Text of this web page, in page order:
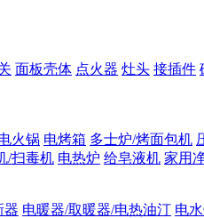
面板壳体 点火器 灶头 接插件
火锅 电烤箱 多士炉/烤面包机
/扫毒机 电热炉 给皂液机 家用
器 电暖器/取暖器/电热油汀 电